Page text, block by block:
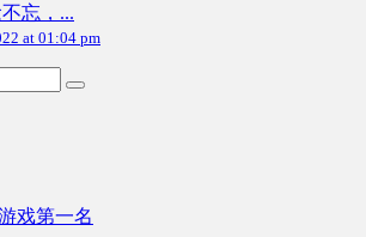
忘，...
at 01:04 pm
戏第一名